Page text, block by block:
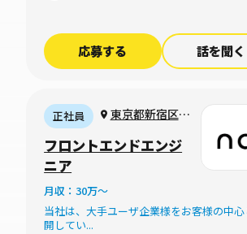
応募する 話を聞く
正社員
東京都新宿区大
ファースト新宿御
フロントエンドエンジ
ニア
月収：30万〜
当社は、大手ユーザ企業様をお客様の中
開してい...